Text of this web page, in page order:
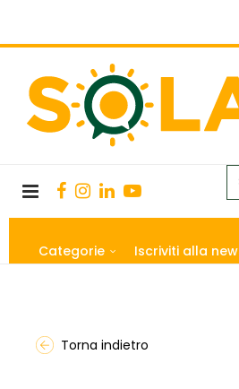
Categorie Iscriviti alla
Torna indietro